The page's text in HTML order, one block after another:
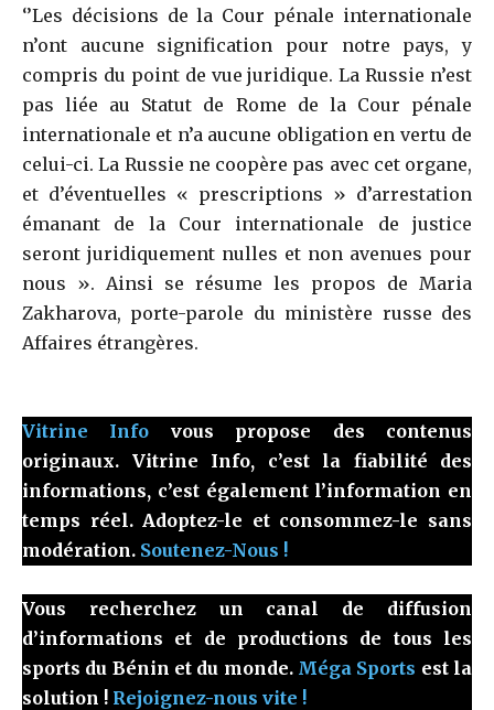
‘’Les décisions de la Cour pénale internationale
n’ont aucune signification pour notre pays, y
compris du point de vue juridique. La Russie n’est
pas liée au Statut de Rome de la Cour pénale
internationale et n’a aucune obligation en vertu de
celui-ci. La Russie ne coopère pas avec cet organe,
et d’éventuelles « prescriptions » d’arrestation
émanant de la Cour internationale de justice
seront juridiquement nulles et non avenues pour
nous ». Ainsi se résume les propos de Maria
Zakharova, porte-parole du ministère russe des
Affaires étrangères.
Vitrine Info vous propose des contenus
originaux. Vitrine Info, c’est la fiabilité des
informations, c’est également l’information en
temps réel. Adoptez-le et consommez-le sans
modération. Soutenez-Nous !
Vous recherchez un canal de diffusion
d’informations et de productions de tous les
sports du Bénin et du monde. Méga Sports est la
solution ! Rejoignez-nous vite !